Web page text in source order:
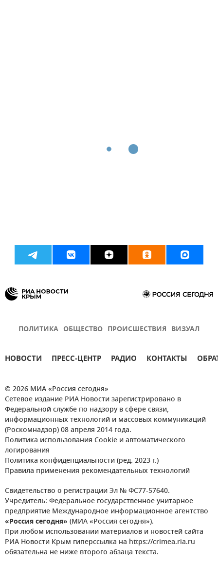
ПОЛИТИКА ОБЩЕСТВО ПРОИСШЕСТВИЯ ВИЗУАЛ
НОВОСТИ ПРЕСС-ЦЕНТР РАДИО КОНТАКТЫ
© 2026 МИА «Россия сегодня»
Сетевое издание РИА Новости зарегистрировано в
Федеральной службе по надзору в сфере связи,
информационных технологий и массовых коммуникаций
(Роскомнадзор) 08 апреля 2014 года.
Политика использования Cookie и автоматического
логирования
Политика конфиденциальности (ред. 2023 г.)
Правила применения рекомендательных технологий
Свидетельство о регистрации Эл № ФС77-57640.
Учредитель: Федеральное государственное унитарное
предприятие Международное информационное агентство
«Россия сегодня» (МИА «Россия сегодня»).
При любом использовании материалов и новостей сайта
РИА Новости Крым гиперссылка на https://crimea.ria.ru
обязательна не ниже второго абзаца текста.